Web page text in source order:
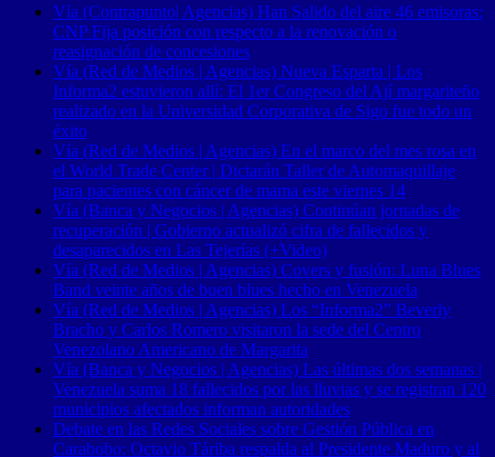
Vía (Contrapunto| Agencias) Han Salido del aire 46 emisoras:
CNP Fija posición con respecto a la renovación o
reasignación de concesiones
Vía (Red de Medios | Agencias) Nueva Esparta | Los
Informa2 estuvieron allí: El 1er Congreso del Ají margariteño
realizado en la Universidad Corporativa de Sigo fue todo un
éxito
Vía (Red de Medios | Agencias) En el marco del mes rosa en
el World Trade Center | Dictarán Taller de Automaquillaje
para pacientes con cáncer de mama este viernes 14
Vía (Banca y Negocios | Agencias) Continúan jornadas de
recuperación | Gobierno actualizó cifra de fallecidos y
desaparecidos en Las Tejerías (+Video)
Vía (Red de Medios | Agencias) Covers y fusión: Luna Blues
Band veinte años de buen blues hecho en Venezuela
Vía (Red de Medios | Agencias) Los “Informa2” Beverly
Bracho y Carlos Romero visitaron la sede del Centro
Venezolano Americano de Margarita
Vía (Banca y Negocios | Agencias) Las últimas dos semanas |
Venezuela suma 18 fallecidos por las lluvias y se registran 120
municipios afectados informan autoridades
Debate en las Redes Sociales sobre Gestión Pública en
Carabobo: Octavio Táriba respalda al Presidente Maduro y al